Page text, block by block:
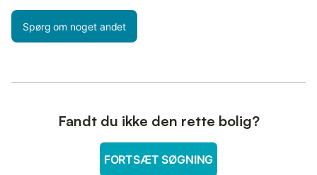
Spørg om noget andet
Fandt du ikke den rette bolig?
FORTSÆT SØGNING